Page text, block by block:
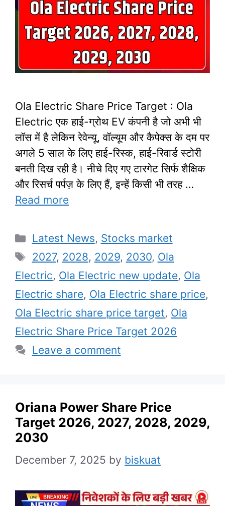
Ola Electric Share Price Target : Ola
Electric एक हाई-ग्रोथ EV कंपनी है जो अभी भी
लॉस में है लेकिन रेवेन्यू, वॉल्यूम और कैपेक्स के दम पर
अगले 5 साल के लिए हाई-रिस्क, हाई-रिवार्ड स्टोरी
बनती दिख रही है। नीचे दिए गए टारगेट सिर्फ शैक्षिक
और रिसर्च पर्पज़ के लिए हैं, इन्हें किसी भी तरह …
Read more
Categories
Latest News, Stocks market
Tags
2027, 2028, 2029, 2030, Ola
Electric, Ola Electric new update, Ola
Electric share, Ola Electric share price,
Ola Electric share price target, Ola
Electric Share Price Target 2026
Leave a comment
Oriana Power Share Price
Target 2026, 2027, 2028, 2029,
2030
December 7, 2025 by biskuat